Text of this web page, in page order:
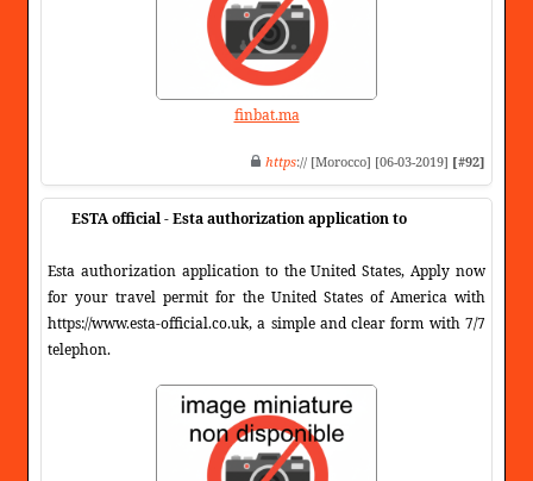
finbat.ma
https:// [Morocco] [06-03-2019] [#92]
ESTA official - Esta authorization application to
Esta authorization application to the United States, Apply now
for your travel permit for the United States of America with
https://www.esta-official.co.uk, a simple and clear form with 7/7
telephon.